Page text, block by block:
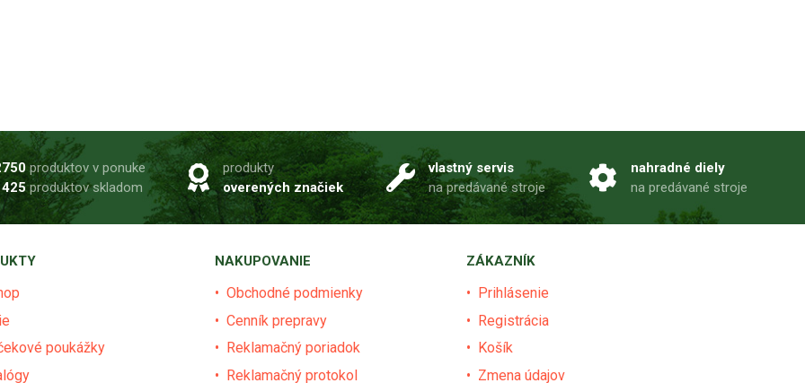
produktov v ponuke
produktov skladom
produkty
overených značiek
vlastný servis
na predávané stroje
nahradné diely
na predávané stroje
poukážky
NAKUPOVANIE
Obchodné podmienky
Cenník prepravy
Reklamačný poriadok
Reklamačný protokol
ZÁKAZNÍK
Prihlásenie
Registrácia
Košík
Zmena údajov